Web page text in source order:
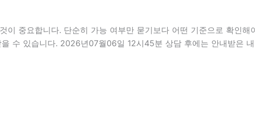
이 중요합니다. 단순히 가능 여부만 묻기보다 어떤 기준으로 확인
수 있습니다. 2026년07월06일 12시45분 상담 후에는 안내받은